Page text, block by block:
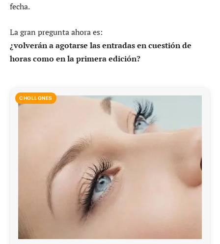
fecha.
La gran pregunta ahora es:
¿volverán a agotarse las entradas en cuestión de
horas como en la primera edición?
CHOLLONES